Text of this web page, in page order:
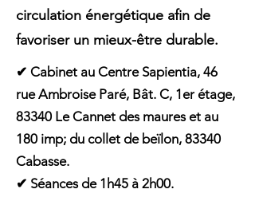
circulation énergétique afin de
favoriser un mieux-être durable.
✔ Cabinet au Centre Sapientia, 46
rue Ambroise Paré, Bât. C, 1er étage,
83340 Le Cannet des maures et au
180 imp; du collet de beïlon, 83340
Cabasse.
✔ Séances de 1h45 à 2h00.